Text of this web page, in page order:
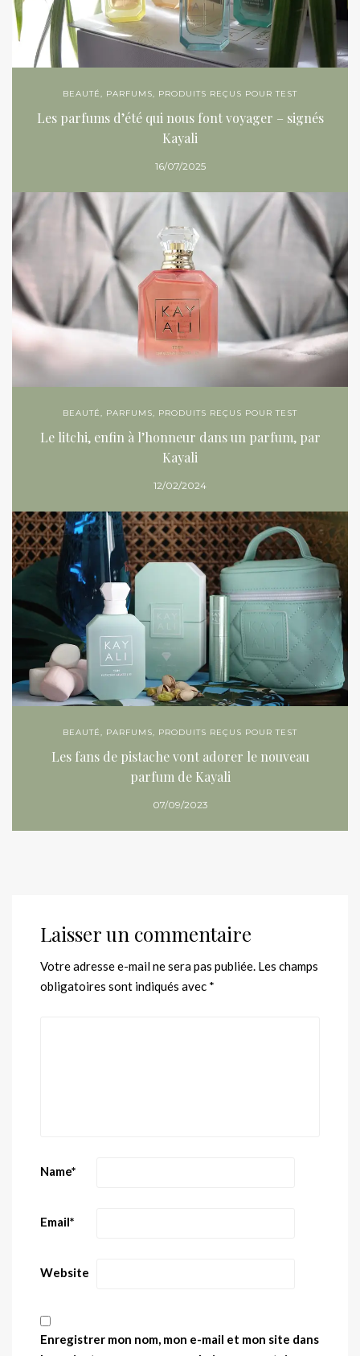
BEAUTÉ, PARFUMS, PRODUITS REÇUS POUR TEST
Les parfums d’été qui nous font voyager – signés
Kayali
16/07/2025
BEAUTÉ, PARFUMS, PRODUITS REÇUS POUR TEST
Le litchi, enfin à l’honneur dans un parfum, par
Kayali
12/02/2024
BEAUTÉ, PARFUMS, PRODUITS REÇUS POUR TEST
Les fans de pistache vont adorer le nouveau
parfum de Kayali
07/09/2023
Laisser un commentaire
Votre adresse e-mail ne sera pas publiée. Les champs
obligatoires sont indiqués avec *
Name*
Email*
Website
Enregistrer mon nom, mon e-mail et mon site dans